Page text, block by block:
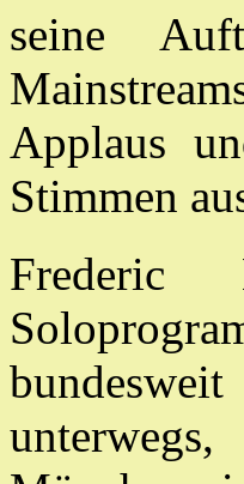
seine
Applaus
Stimmen